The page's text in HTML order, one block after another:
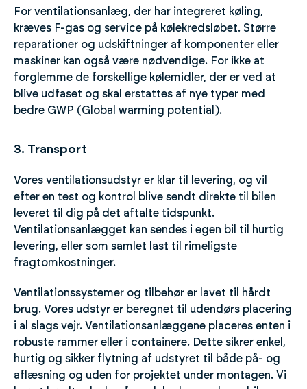
For ventilationsanlæg, der har integreret køling,
kræves F-gas og service på kølekredsløbet. Større
reparationer og udskiftninger af komponenter eller
maskiner kan også være nødvendige. For ikke at
forglemme de forskellige kølemidler, der er ved at
blive udfaset og skal erstattes af nye typer med
bedre GWP (Global warming potential).
3. Transport
Vores ventilationsudstyr er klar til levering, og vil
efter en test og kontrol blive sendt direkte til bilen
leveret til dig på det aftalte tidspunkt.
Ventilationsanlægget kan sendes i egen bil til hurtig
levering, eller som samlet last til rimeligste
fragtomkostninger.
Ventilationssystemer og tilbehør er lavet til hårdt
brug. Vores udstyr er beregnet til udendørs placering
i al slags vejr. Ventilationsanlæggene placeres enten i
robuste rammer eller i containere. Dette sikrer enkel,
hurtig og sikker flytning af udstyret til både på- og
aflæsning og uden for projektet under montagen. Vi